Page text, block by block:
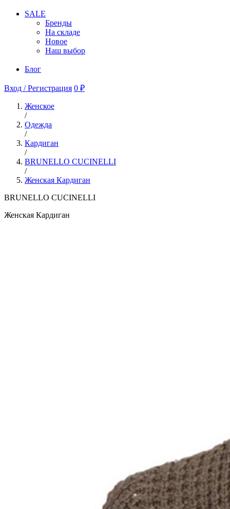
SALE
Бренды
На складе
Новое
Наш выбор
Блог
Вход / Регистрация 0 ₽
Женское
/
Одежда
/
Кардиган
/
BRUNELLO CUCINELLI
/
Женская Кардиган
BRUNELLO CUCINELLI
Женская Кардиган